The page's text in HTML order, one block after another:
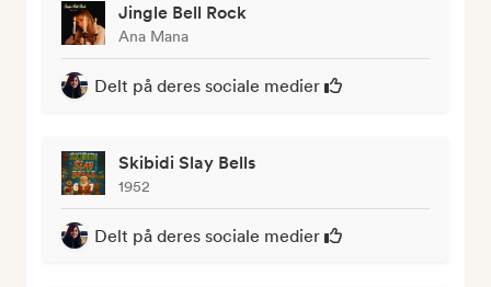
Jingle Bell Rock
Ana Mana
Delt på deres sociale medier
Skibidi Slay Bells
1952
Delt på deres sociale medier